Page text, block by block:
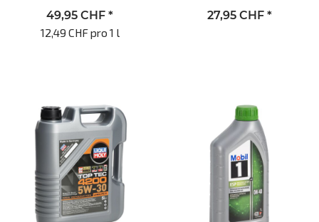
49,95 CHF *
12,49 CHF pro 1 l
27,95 CHF *